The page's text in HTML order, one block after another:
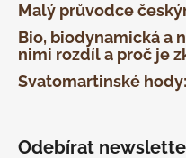
Malý průvodce
Bio, biodynamická a
nimi rozdíl a proč je
Svatomartinské
Odebírat